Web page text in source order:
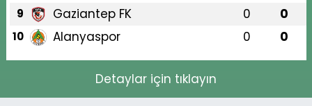
9 Gaziantep FK 0 0
10 Alanyaspor 0 0
Detaylar için tıklayın